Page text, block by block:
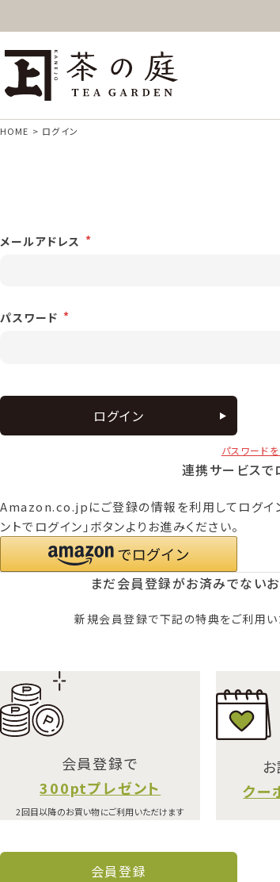
抹茶
HOME ログイン
メールアドレス
パスワード
ログイン
パスワード
連携サービスで
Amazon.co.jpにご登録の情報を利用してログイ
ントでログイン」ボタンよりお進みください。
まだ会員登録がお済みでない
新規会員登録で下記の特典をご利用い
会員登録で
300ptプレゼント
2回目以降のお買い物にご利用いただけます
クー
会員登録